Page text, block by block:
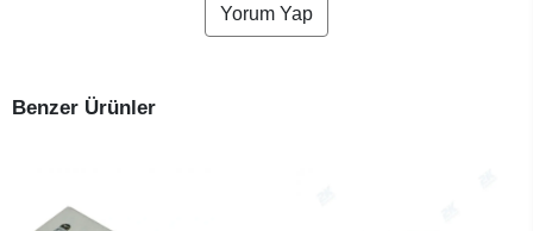
Yorum Yap
Benzer Ürünler